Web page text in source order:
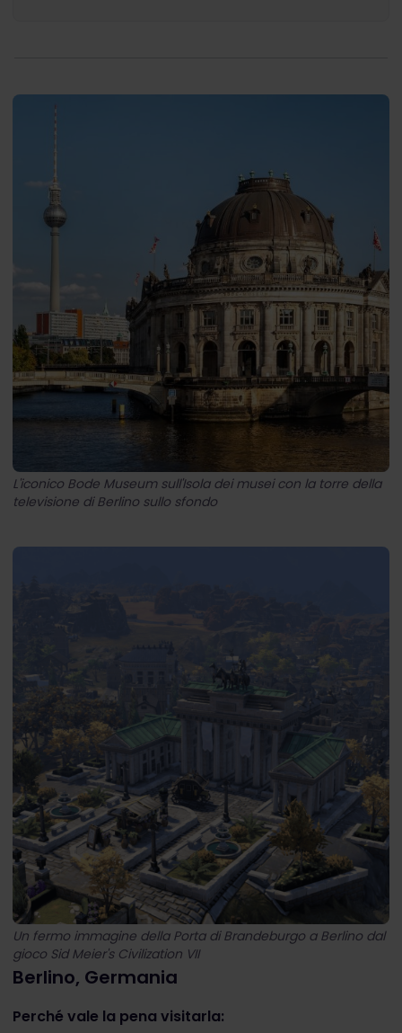
L'iconico Bode Museum sull'Isola dei musei con la torre della
televisione di Berlino sullo sfondo
Un fermo immagine della Porta di Brandeburgo a Berlino dal
gioco Sid Meier's Civilization VII
Berlino, Germania
Perché vale la pena visitarla: